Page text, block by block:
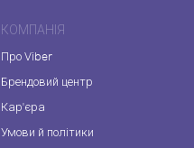
КОМПАНІЯ
Про Viber
Брендовий центр
Кар'єра
Умови й політики